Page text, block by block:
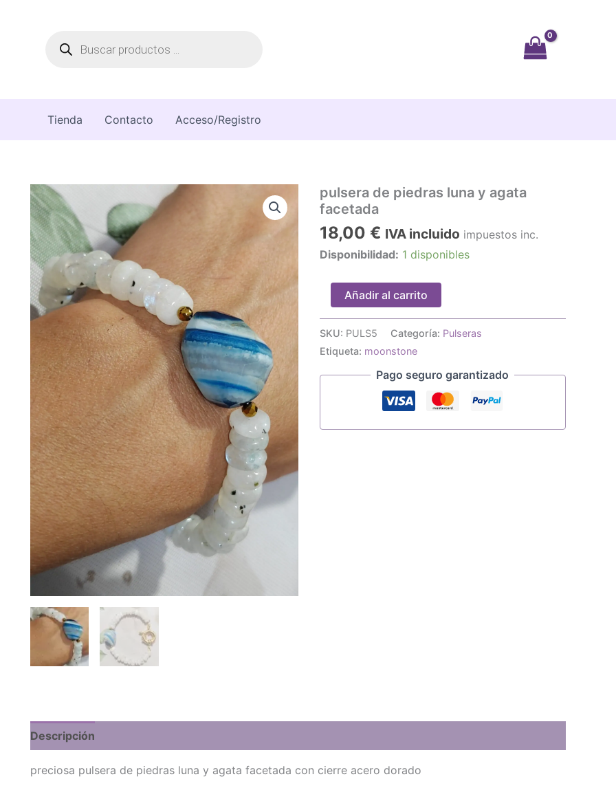
Tienda Contacto Acceso/Registro
pulsera de piedras luna y agata
facetada
18,00 € IVA incluido impuestos inc.
Disponibilidad: 1 disponibles
pulsera
piedras
luna
agata
Añadir al carrito
SKU: PULS5 Categoría: Pulseras
Etiqueta: moonstone
Pago seguro garantizado
Descripción
preciosa pulsera de piedras luna y agata facetada con cierre acero dorado